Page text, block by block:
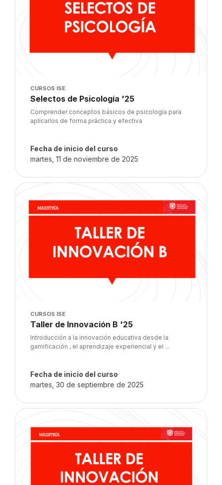
Imagen del curso
CURSOS ISE
Nombre del curso
Selectos de Psicología '25
Texto del resumen del curso:
Comprender conceptos básicos de psicología para
aplicarlos de forma práctica y efectiva
Fecha de inicio del curso
martes, 11 de noviembre de 2025
Imagen del curso" Taller de Innovación B '25
Imagen del curso
CURSOS ISE
Nombre del curso
Taller de Innovación B '25
Texto del resumen del curso:
Introducción a la innovación educativa desde la
gamificación , el aprendizaje experiencial y el ...
Fecha de inicio del curso
martes, 30 de septiembre de 2025
Imagen del curso" Taller de Innovación A '25